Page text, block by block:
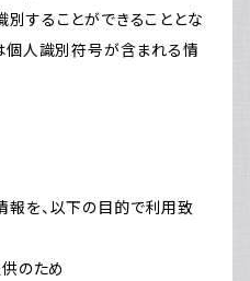
別することができることとな
個人識別符号が含まれる情
報を、以下の目的で利用致
供のため